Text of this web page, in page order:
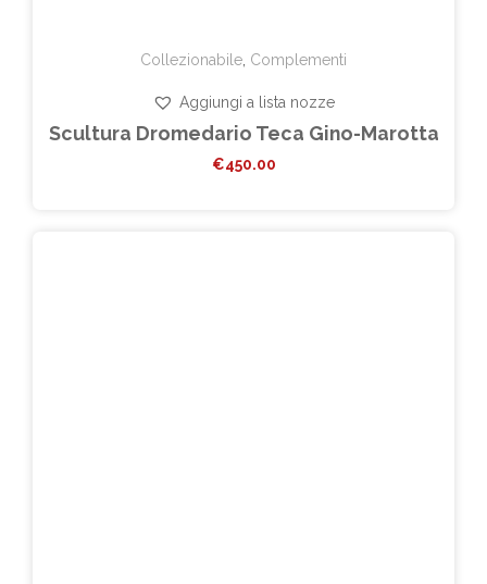
Collezionabile Complementi
Aggiungi a lista nozze
Scultura Dromedario Teca Gino-Marotta
€450.00